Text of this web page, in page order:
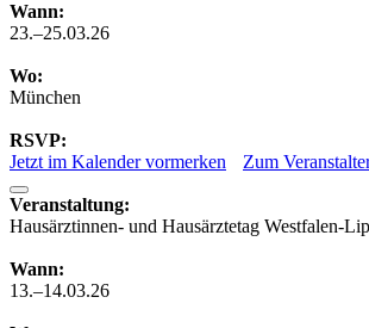
Wann:
23.–25.03.26
Wo:
München
RSVP:
Jetzt im Kalender vormerken
Zum
Veranstaltung:
Hausärztinnen- und Hausärztetag Westfalen-
Wann:
13.–14.03.26